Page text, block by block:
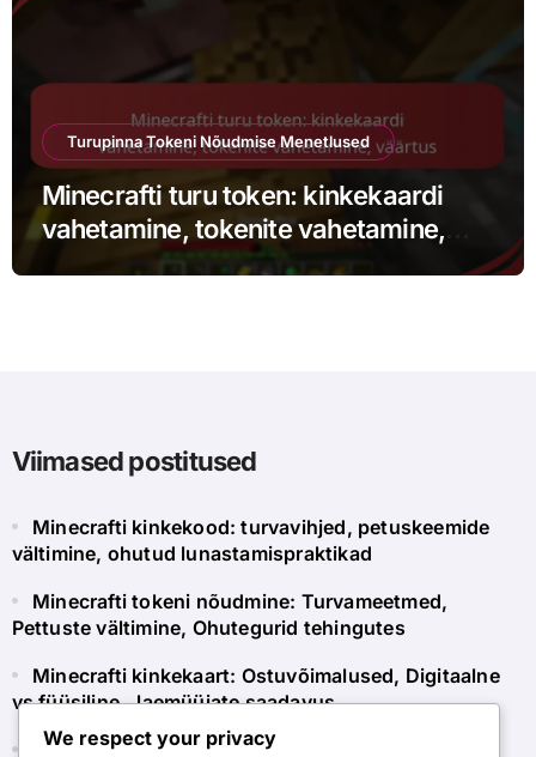
Turupinna Tokeni Nõudmise Menetlused
Minecrafti turu token: kinkekaardi
vahetamine, tokenite vahetamine,
Viimased postitused
Minecrafti kinkekood: turvavihjed, petuskeemide
vältimine, ohutud lunastamispraktikad
Minecrafti tokeni nõudmine: Turvameetmed,
Pettuste vältimine, Ohutegurid tehingutes
Minecrafti kinkekaart: Ostuvõimalused, Digitaalne
vs füüsiline, Jaemüüjate saadavus
Minecrafti turu token: kinkekaardi vahetamine,
We respect your privacy